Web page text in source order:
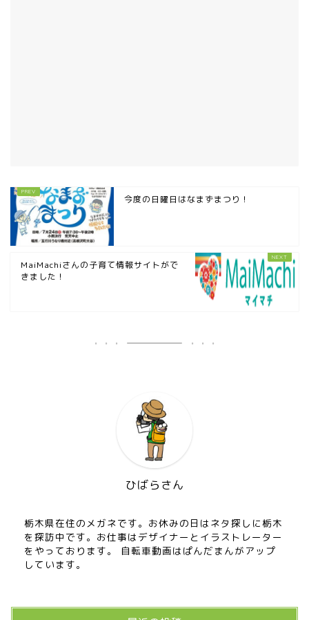
今度の日曜日はなまずまつり！
MaiMachiさんの子育て情報サイトがで
きました！
ひばらさん
栃木県在住のメガネです。お休みの日はネタ探しに栃木
を探訪中です。お仕事はデザイナーとイラストレーター
をやっております。 自転車動画はぱんだまんがアップ
しています。